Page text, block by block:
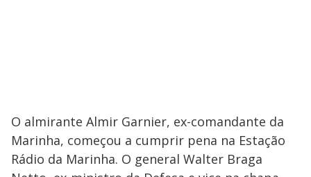
O almirante Almir Garnier, ex-comandante da
Marinha, começou a cumprir pena na Estação
Rádio da Marinha. O general Walter Braga